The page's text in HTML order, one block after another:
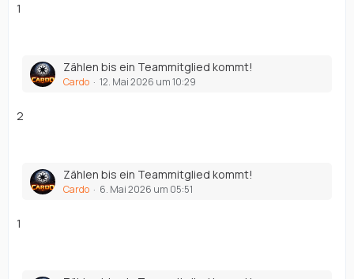
1
Zählen bis ein Teammitglied kommt!
Cardo 12. Mai 2026 um 10:29
2
Zählen bis ein Teammitglied kommt!
Cardo 6. Mai 2026 um 05:51
1